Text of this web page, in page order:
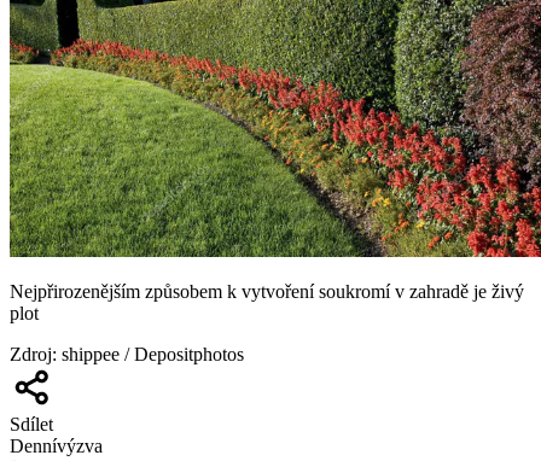
Nejpřirozenějším způsobem k vytvoření soukromí v zahradě je živý
plot
Zdroj: shippee / Depositphotos
Sdílet
Dennívýzva